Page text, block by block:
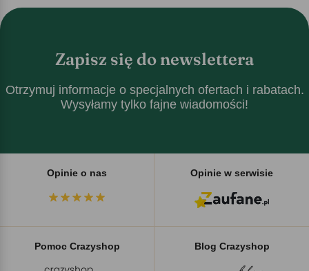
Zapisz się do newslettera
Otrzymuj informacje o specjalnych ofertach i rabatach.
Wysyłamy tylko fajne wiadomości!
Opinie o nas Opinie w serwisie
Pomoc Crazyshop Blog Crazyshop